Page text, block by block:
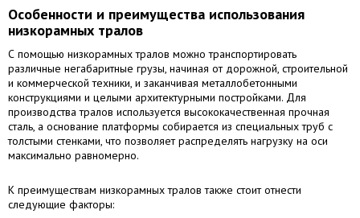
Особенности и преимущества использования
низкорамных тралов
С помощью низкорамных тралов можно транспортировать
различные негабаритные грузы, начиная от дорожной, строительной
и коммерческой техники, и заканчивая металлобетонными
конструкциями и целыми архитектурными постройками. Для
производства тралов используется высококачественная прочная
сталь, а основание платформы собирается из специальных труб с
толстыми стенками, что позволяет распределять нагрузку на оси
максимально равномерно.
К преимуществам низкорамных тралов также стоит отнести
следующие факторы: